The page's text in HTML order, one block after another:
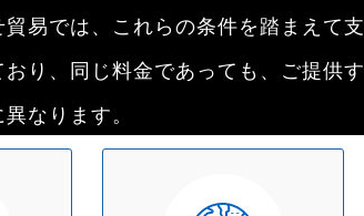
易では、これらの条件を踏まえて支
り、同じ料金であっても、ご提供す
なります。